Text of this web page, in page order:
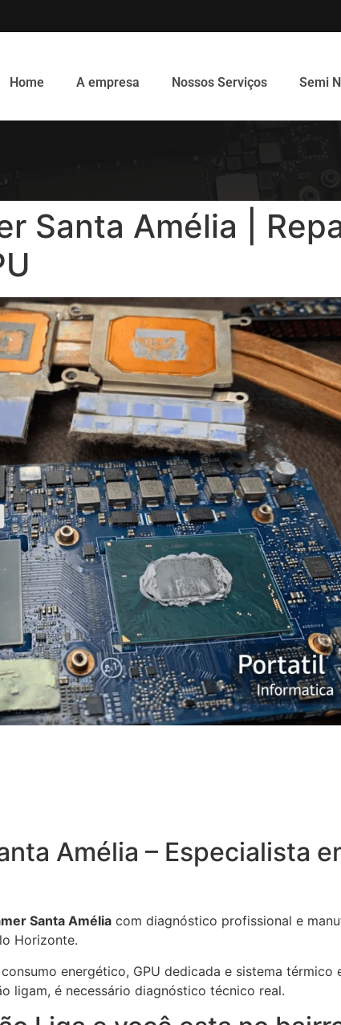
Home A empresa Nossos Serviços Semi
Santa Amélia |
Amélia – Especialista
Santa Amélia com diagnóstico profissional e
Horizonte.
energético, GPU dedicada e sistema térmico
ligam, é necessário diagnóstico técnico real.